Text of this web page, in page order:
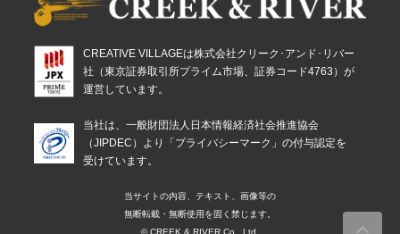
CREATIVE VILLAGEは株式会社クリーク･アンド･リバー
社（東京証券取引所プライム市場、証券コード4763）が
運営しています。
当社は、一般財団法人日本情報経済社会推進協会
（JIPDEC）より「プライバシーマーク」の付与認定を
受けています。
当サイトの内容、テキスト、画像等の
無断転載・無断使用を固く禁じます。
© CREEK & RIVER Co., Ltd.